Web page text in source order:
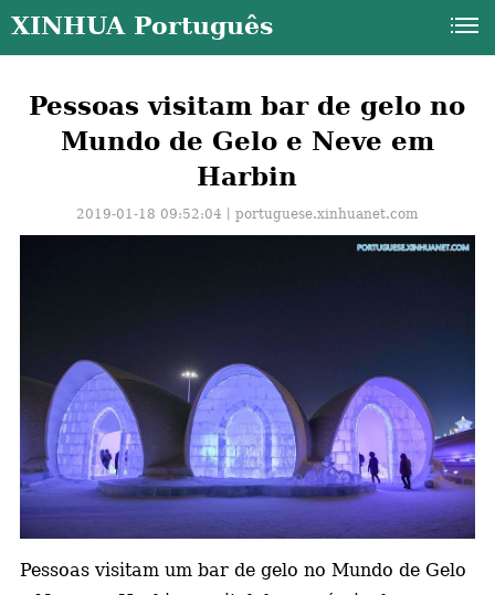
XINHUA Português
Pessoas visitam bar de gelo no
Mundo de Gelo e Neve em
Harbin
2019-01-18 09:52:04丨portuguese.xinhuanet.com
Pessoas visitam um bar de gelo no Mundo de Gelo